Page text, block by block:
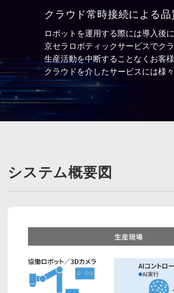
高精度近距離測距カメラ
薄型基板の次工程投入
ばら積み光沢薄型金属部品の整
クラウド常時接続による
ロボットを運用する際には導入後
京セラロボティックサービスでク
生産活動を中断することなくお客
クラウドを介したサービスには様
システム概要図